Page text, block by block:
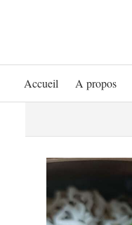
Accueil A propos